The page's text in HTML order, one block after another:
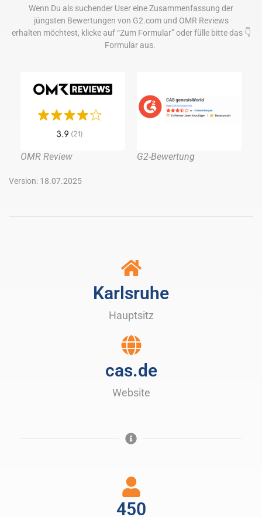
Wenn Du als suchender User eine Zusammenfassung der
jüngsten Bewertungen von G2.com und OMR Reviews
erhalten möchtest, klicke auf “Zum Formular” oder fülle bitte das 👇
Formular aus.
OMR Review G2-Bewertung
Version: 18.07.2025
Karlsruhe
Hauptsitz
cas.de
Website
450